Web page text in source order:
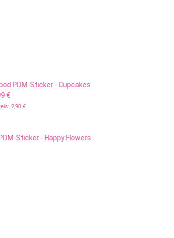
PDM-Sticker - Cupcakes
€
2,90 €